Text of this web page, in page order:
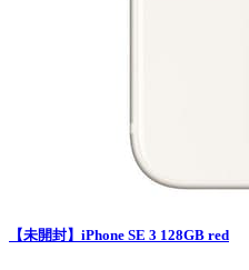
【未開封】iPhone SE 3 128GB red